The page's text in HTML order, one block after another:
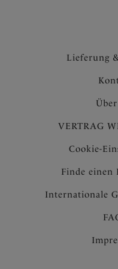
Lieferung
VERTRAG
Cookie-
Finde einen
Internationale